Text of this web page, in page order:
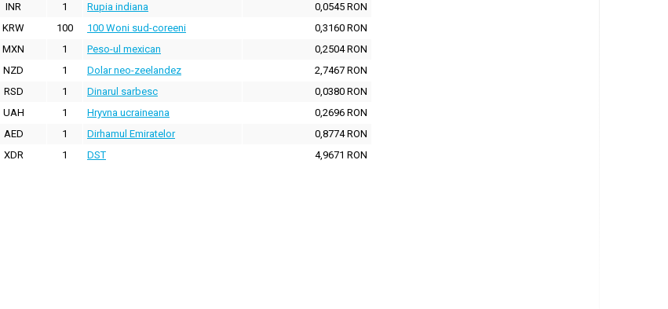
INR
1 Rupia indiana
0,0545 RON
KRW
100 100 Woni sud-coreeni
0,3160 RON
MXN
1 Peso-ul mexican
0,2504 RON
NZD
1 Dolar neo-zeelandez
2,7467 RON
RSD
1 Dinarul sarbesc
0,0380 RON
UAH
1 Hryvna ucraineana
0,2696 RON
AED
1 Dirhamul Emiratelor
0,8774 RON
XDR
1 DST 4,9671 RON